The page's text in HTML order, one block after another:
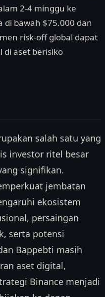
2-4 minggu ke
bawah $75.000 dan
risk-off global dapat
aset berisiko
salah satu yang
investor ritel besar
signifikan.
jembatan
ekosistem
persaingan
serta potensi
Bappebti masih
aset digital,
Binance menjadi